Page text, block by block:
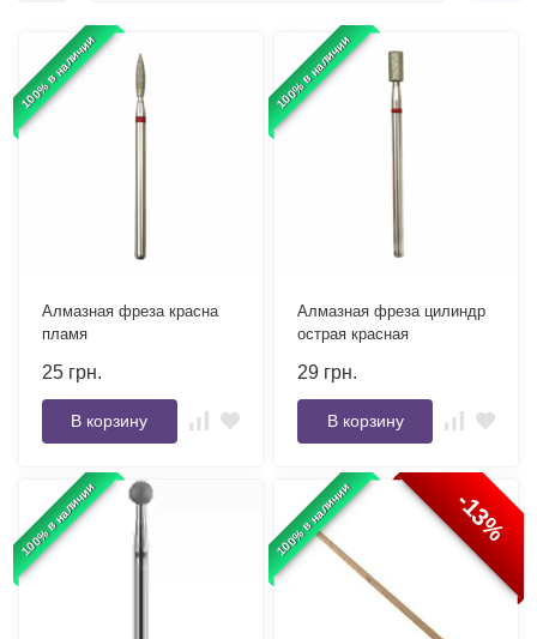
100% в наличии
Алмазная фреза красна
пламя
25 грн.
В корзину
100% в наличии
Алмазная фреза цилиндр
острая красная
29 грн.
В корзину
100% в наличии 100% в наличии -13%